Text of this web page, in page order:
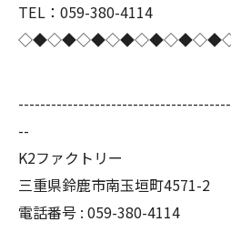
TEL：059-380-4114
--
K2ファクトリー
三重県鈴鹿市南玉垣町4571-2
電話番号 : 059-380-4114